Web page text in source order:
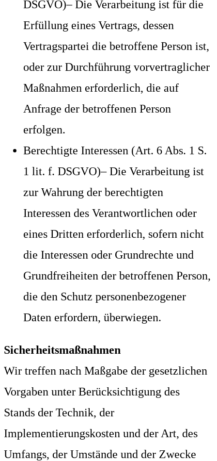
DSGVO)– Die Verarbeitung ist für die
Erfüllung eines Vertrags, dessen
Vertragspartei die betroffene Person ist,
oder zur Durchführung vorvertraglicher
Maßnahmen erforderlich, die auf
Anfrage der betroffenen Person
erfolgen.
Berechtigte Interessen (Art. 6 Abs. 1 S.
1 lit. f. DSGVO)– Die Verarbeitung ist
zur Wahrung der berechtigten
Interessen des Verantwortlichen oder
eines Dritten erforderlich, sofern nicht
die Interessen oder Grundrechte und
Grundfreiheiten der betroffenen Person,
die den Schutz personenbezogener
Daten erfordern, überwiegen.
Sicherheitsmaßnahmen
Wir treffen nach Maßgabe der gesetzlichen
Vorgaben unter Berücksichtigung des
Stands der Technik, der
Implementierungskosten und der Art, des
Umfangs, der Umstände und der Zwecke